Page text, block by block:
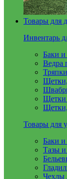
Товары для
Инвентарь
Баки и
Ведра
Щетки
Щетки,
Товары для
Баки и
Тазы
Чехлы